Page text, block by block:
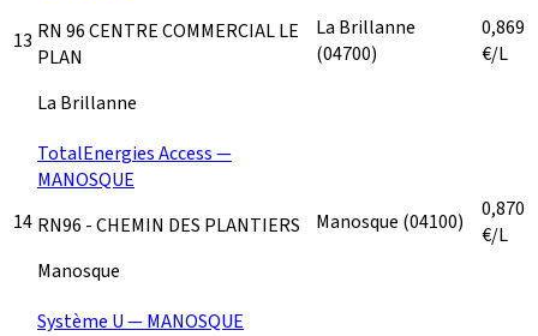
13 RN 96 CENTRE COMMERCIAL LE
PLAN
La Brillanne
La Brillanne
(04700)
0,869
€/L
14
TotalEnergies Access —
MANOSQUE
RN96 - CHEMIN DES PLANTIERS
Manosque
Manosque (04100)
0,870
€/L
Système U — MANOSQUE